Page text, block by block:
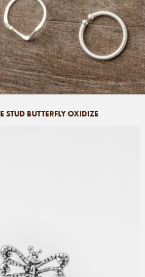
E STUD BUTTERFLY OXIDIZE